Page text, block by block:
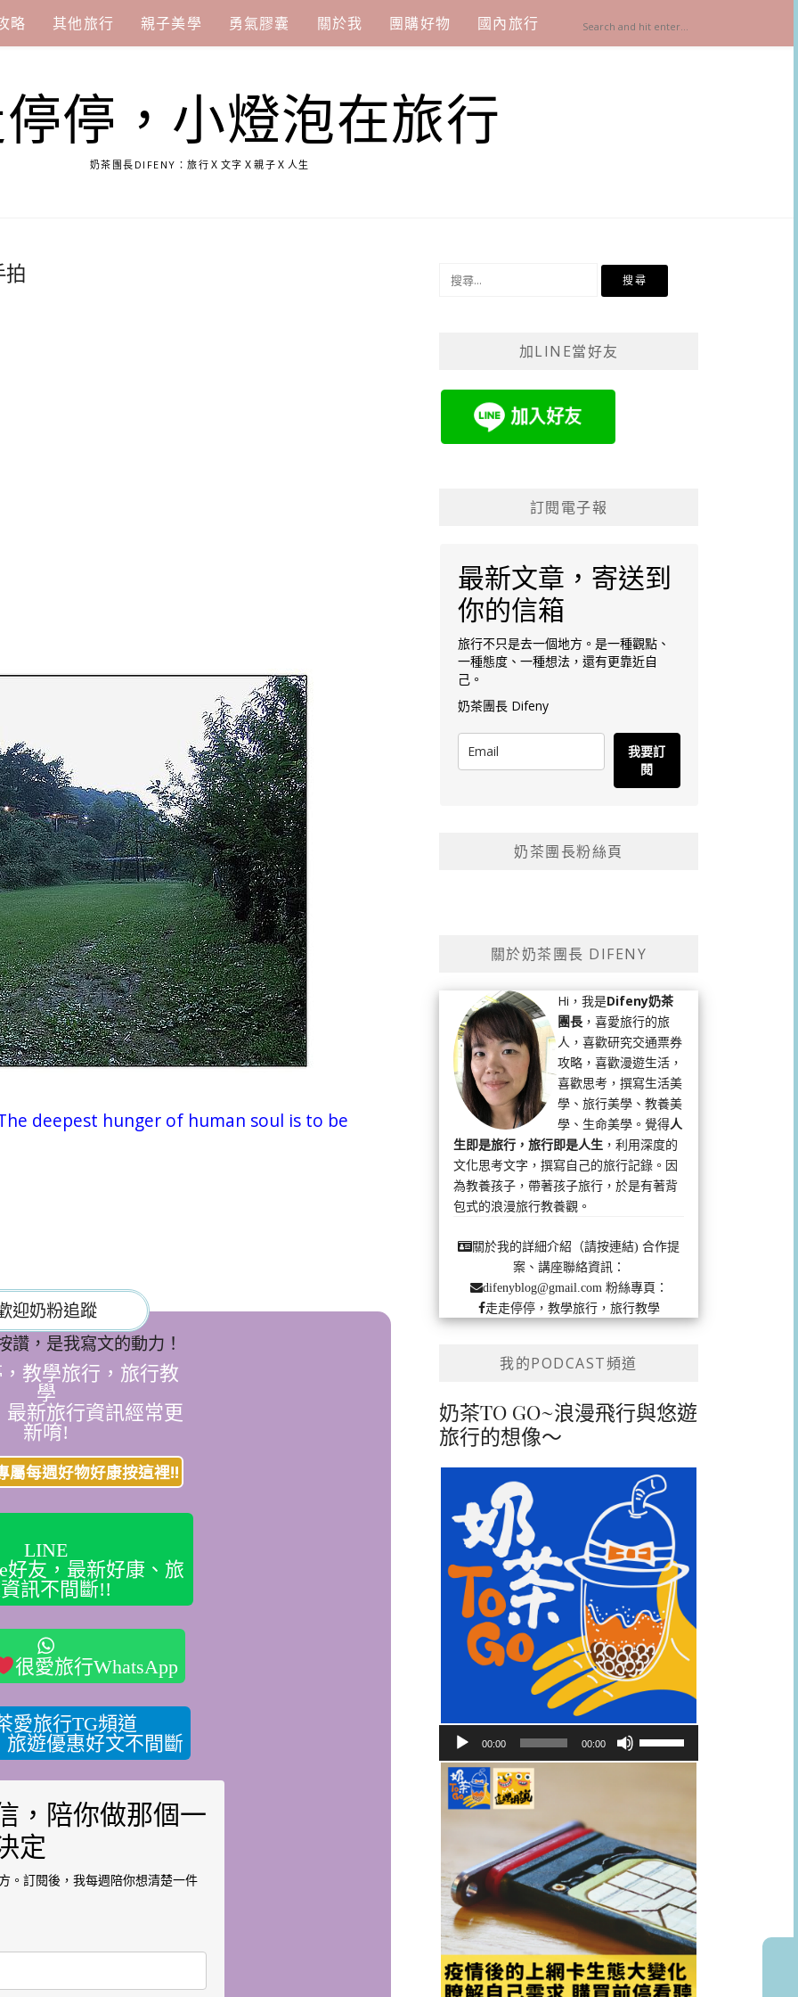
略 其他旅行 親子美學 勇氣膠囊 關於我 團購好物 國內旅行
停，小燈泡在旅行
奶茶團長DIFENY：旅行Ｘ文字Ｘ親子Ｘ人生
拍
deepest hunger of human soul is to be
迎奶粉追蹤
讚，是我寫文的動力！
教學旅行，旅行教
學
最新旅行資訊經常更
新唷!
屬每週好物好康按這裡!!
LINE
好友，最新好康、旅
訊不間斷!!
很愛旅行WhatsApp
愛旅行TG頻道
旅遊優惠好文不間斷
，陪你做那個一
定
。訂閱後，我每週陪你想清楚一件
加LINE當好友
訂閱電子報
最新文章，寄送到
你的信箱
旅行不只是去一個地方。是一種觀點、
一種態度、一種想法，還有更靠近自
己。
奶茶團長 Difeny
我要訂
閱
奶茶團長粉絲頁
關於奶茶團長 DIFENY
Hi，我是Difeny奶茶
團長 ，喜愛旅行的旅
人，喜歡研究交通票券
攻略，喜歡漫遊生活，
喜歡思考，撰寫生活美
學、旅行美學、教養美
學、生命美學。覺得人
生即是旅行，旅行即是人生 ，利用深度的
文化思考文字，撰寫自己的旅行記錄。因
為教養孩子，帶著孩子旅行，於是有著背
包式的浪漫旅行教養觀。
關於我的詳細介紹（請按連結) 合作提
案、講座聯絡資訊：
difenyblog@gmail.com粉絲專頁：
走走停停，教學旅行，旅行教學
我的PODCAST頻道
奶茶TO GO~浪漫飛行與悠遊
旅行的想像～
播
放
00:00 00:00
鍵
以
提
高
或
降
低